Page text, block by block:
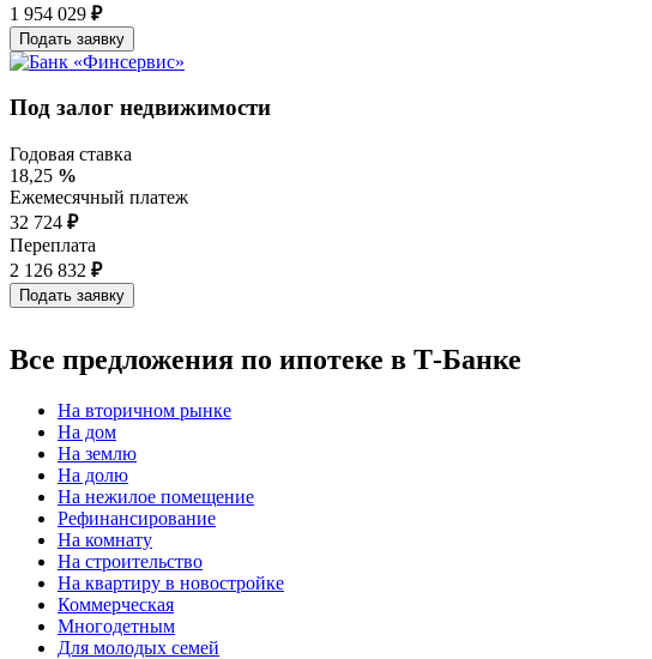
1 954 029 ₽
Под залог недвижимости
Годовая ставка
18,25 %
Ежемесячный платеж
32 724 ₽
Переплата
2 126 832 ₽
Все предложения по ипотеке в Т-Банке
На вторичном рынке
На дом
На землю
На долю
На нежилое помещение
Рефинансирование
На комнату
На строительство
На квартиру в новостройке
Коммерческая
Многодетным
Для молодых семей